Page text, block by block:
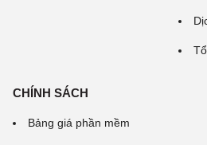
CHÍNH SÁCH
Bảng giá phần mềm